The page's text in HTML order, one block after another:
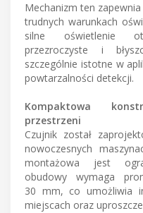
Mechanizm ten
trudnych warunkach
silne oświetlenie
przezroczyste i
szczególnie istotne w
powtarzalności detekcji.
Kompaktowa
przestrzeni
Czujnik został
nowoczesnych
montażowa jest
obudowy wymaga
30 mm, co umożliwia
miejscach oraz